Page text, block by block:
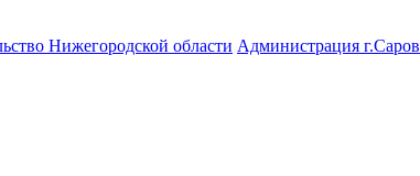
Нижегородской области Администрация г.Саров